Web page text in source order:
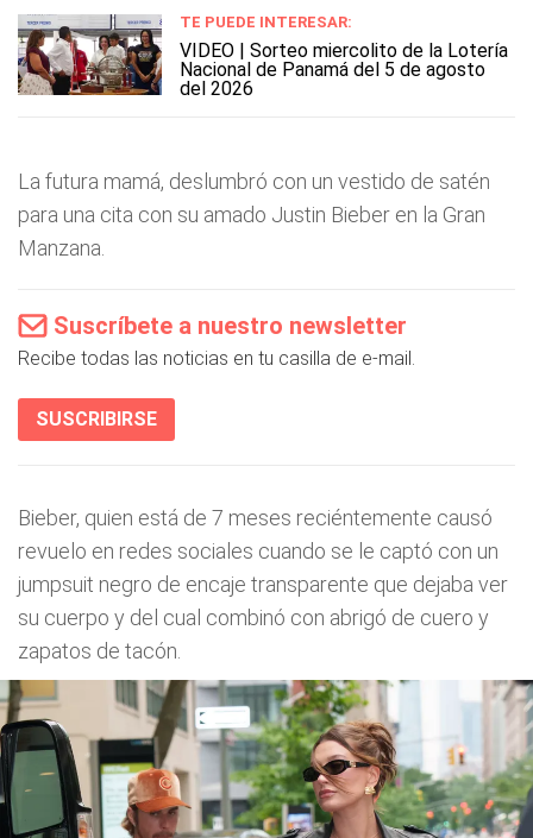
TE PUEDE INTERESAR:
VIDEO | Sorteo miercolito de la Lotería
Nacional de Panamá del 5 de agosto
del 2026
La futura mamá, deslumbró con un vestido de satén
para una cita con su amado Justin Bieber en la Gran
Manzana.
Suscríbete a nuestro newsletter
Recibe todas las noticias en tu casilla de e-mail.
SUSCRIBIRSE
Bieber, quien está de 7 meses reciéntemente causó
revuelo en redes sociales cuando se le captó con un
jumpsuit negro de encaje transparente que dejaba ver
su cuerpo y del cual combinó con abrigó de cuero y
zapatos de tacón.